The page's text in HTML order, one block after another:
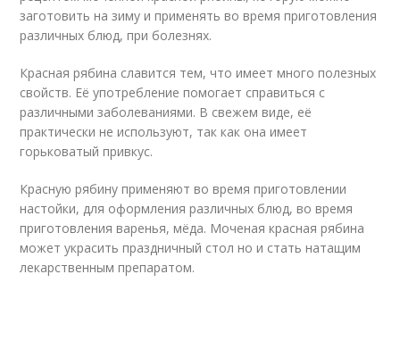
заготовить на зиму и применять во время приготовления
различных блюд, при болезнях.
Красная рябина славится тем, что имеет много полезных
свойств. Её употребление помогает справиться с
различными заболеваниями. В свежем виде, её
практически не используют, так как она имеет
горьковатый привкус.
Красную рябину применяют во время приготовлении
настойки, для оформления различных блюд, во время
приготовления варенья, мёда. Моченая красная рябина
может украсить праздничный стол но и стать натащим
лекарственным препаратом.